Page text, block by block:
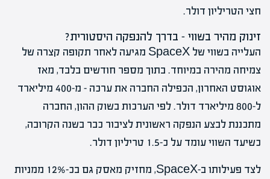
חצי הטריליון דולר.
זינוק מהיר בשווי – בדרך להנפקה היסטורית?
העלייה בשווי של SpaceX מגיעה לאחר תקופה קצרה של
צמיחה מהירה במיוחד. בתוך מספר חודשים בלבד, מאז
אוגוסט האחרון, הכפילה החברה את ערכה – מ-400 מיליארד
ל-800 מיליארד דולר. לפי הערכות בשוק ההון, החברה
מתכננת לבצע הנפקה ראשונית לציבור כבר בשנה הקרובה,
כשיעד השווי עומד על כ-1.5 טריליון דולר.
לצד פעילותו ב-SpaceX, מחזיק מאסק גם בכ-12% ממניות